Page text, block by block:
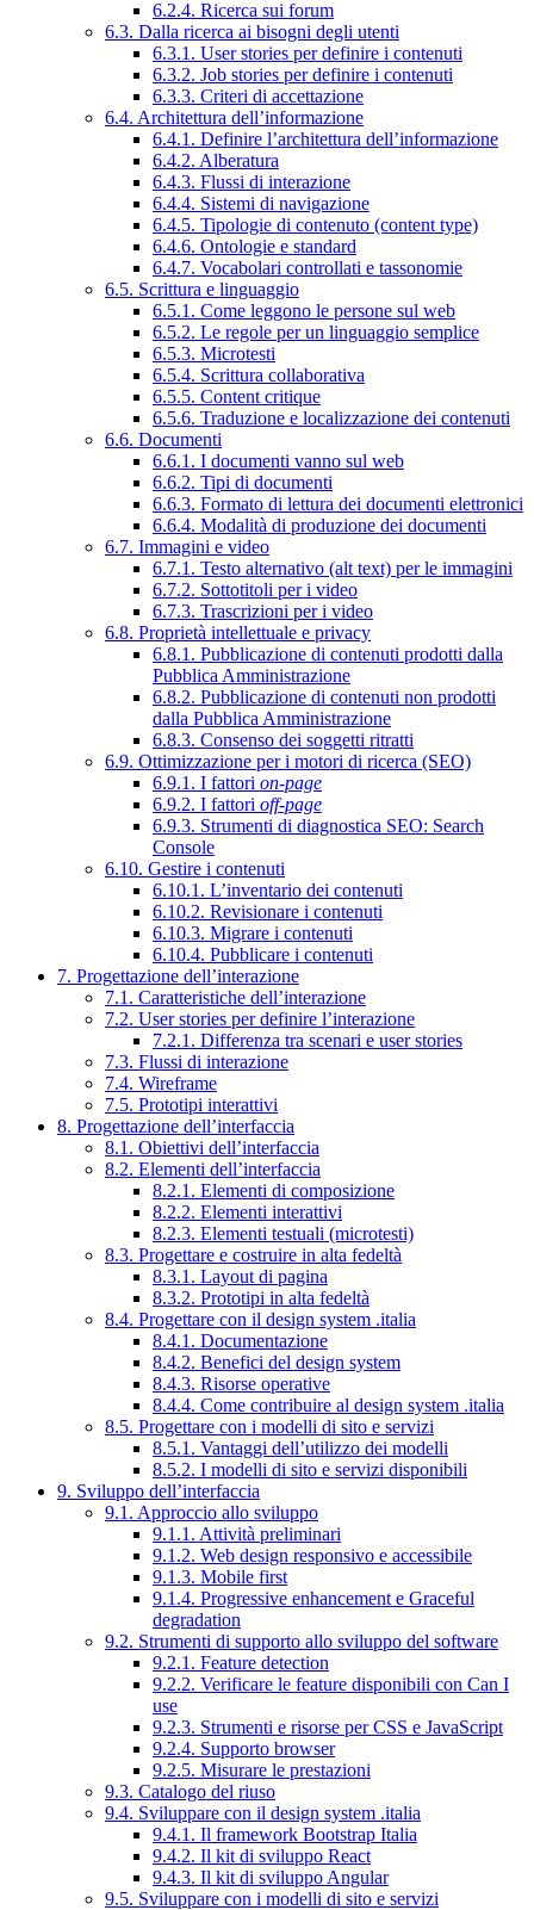
6.2.4. Ricerca sui forum
6.3. Dalla ricerca ai bisogni degli utenti
6.3.1. User stories per definire i contenuti
6.3.2. Job stories per definire i contenuti
6.3.3. Criteri di accettazione
6.4. Architettura dell’informazione
6.4.1. Definire l’architettura dell’informazione
6.4.2. Alberatura
6.4.3. Flussi di interazione
6.4.4. Sistemi di navigazione
6.4.5. Tipologie di contenuto (content type)
6.4.6. Ontologie e standard
6.4.7. Vocabolari controllati e tassonomie
6.5. Scrittura e linguaggio
6.5.1. Come leggono le persone sul web
6.5.2. Le regole per un linguaggio semplice
6.5.3. Microtesti
6.5.4. Scrittura collaborativa
6.5.5. Content critique
6.5.6. Traduzione e localizzazione dei contenuti
6.6. Documenti
6.6.1. I documenti vanno sul web
6.6.2. Tipi di documenti
6.6.3. Formato di lettura dei documenti elettronici
6.6.4. Modalità di produzione dei documenti
6.7. Immagini e video
6.7.1. Testo alternativo (alt text) per le immagini
6.7.2. Sottotitoli per i video
6.7.3. Trascrizioni per i video
6.8. Proprietà intellettuale e privacy
6.8.1. Pubblicazione di contenuti prodotti dalla
Pubblica Amministrazione
6.8.2. Pubblicazione di contenuti non prodotti
dalla Pubblica Amministrazione
6.8.3. Consenso dei soggetti ritratti
6.9. Ottimizzazione per i motori di ricerca (SEO)
6.9.1. I fattori on-page
6.9.2. I fattori off-page
6.9.3. Strumenti di diagnostica SEO: Search
Console
6.10. Gestire i contenuti
6.10.1. L’inventario dei contenuti
6.10.2. Revisionare i contenuti
6.10.3. Migrare i contenuti
6.10.4. Pubblicare i contenuti
7. Progettazione dell’interazione
7.1. Caratteristiche dell’interazione
7.2. User stories per definire l’interazione
7.2.1. Differenza tra scenari e user stories
7.3. Flussi di interazione
7.4. Wireframe
7.5. Prototipi interattivi
8. Progettazione dell’interfaccia
8.1. Obiettivi dell’interfaccia
8.2. Elementi dell’interfaccia
8.2.1. Elementi di composizione
8.2.2. Elementi interattivi
8.2.3. Elementi testuali (microtesti)
8.3. Progettare e costruire in alta fedeltà
8.3.1. Layout di pagina
8.3.2. Prototipi in alta fedeltà
8.4. Progettare con il design system .italia
8.4.1. Documentazione
8.4.2. Benefici del design system
8.4.3. Risorse operative
8.4.4. Come contribuire al design system .italia
8.5. Progettare con i modelli di sito e servizi
8.5.1. Vantaggi dell’utilizzo dei modelli
8.5.2. I modelli di sito e servizi disponibili
9. Sviluppo dell’interfaccia
9.1. Approccio allo sviluppo
9.1.1. Attività preliminari
9.1.2. Web design responsivo e accessibile
9.1.3. Mobile first
9.1.4. Progressive enhancement e Graceful
degradation
9.2. Strumenti di supporto allo sviluppo del software
9.2.1. Feature detection
9.2.2. Verificare le feature disponibili con Can I
use
9.2.3. Strumenti e risorse per CSS e JavaScript
9.2.4. Supporto browser
9.2.5. Misurare le prestazioni
9.3. Catalogo del riuso
9.4. Sviluppare con il design system .italia
9.4.1. Il framework Bootstrap Italia
9.4.2. Il kit di sviluppo React
9.4.3. Il kit di sviluppo Angular
9.5. Sviluppare con i modelli di sito e servizi